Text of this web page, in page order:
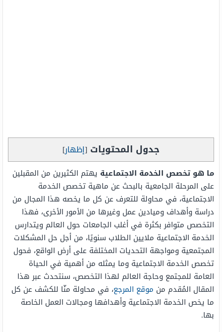
جدول المحتويات [إظهار]
ما هو تخصص الخدمة الاجتماعية يهتم الكثيرين من المقبلين
على المرحلة الجامعية بالبحث عن ماهية تخصص الخدمة
الاجتماعية، في محاولة للتعرف عن كل ما يخصه هذا المجال من
دراسة وأهداف وميادين عمل وغيرها من الأمور الأخرى، فهذا
التخصص متوافر بكثرة في أغلب الجامعات حول العالم ويتدارس
الخدمة الاجتماعية ملايين الطلاب سنويًا، من أجل حل المشكلات
المجتمعية ومواجهة التحديات المختلفة على أرض الواقع، فحول
تخصص الخدمة الاجتماعية وما يمثله من أهمية في الحياة
العامة للمجتمع وحاجة العالم لهذا التخصص، سنتحدث عبر هذا
المقال المُقدم من موقع المرجع، في محاولة منّا للكشف عن كل
ما يخص الخدمة الاجتماعية وأهدافها ومجالات العمل الخاصة
بها.